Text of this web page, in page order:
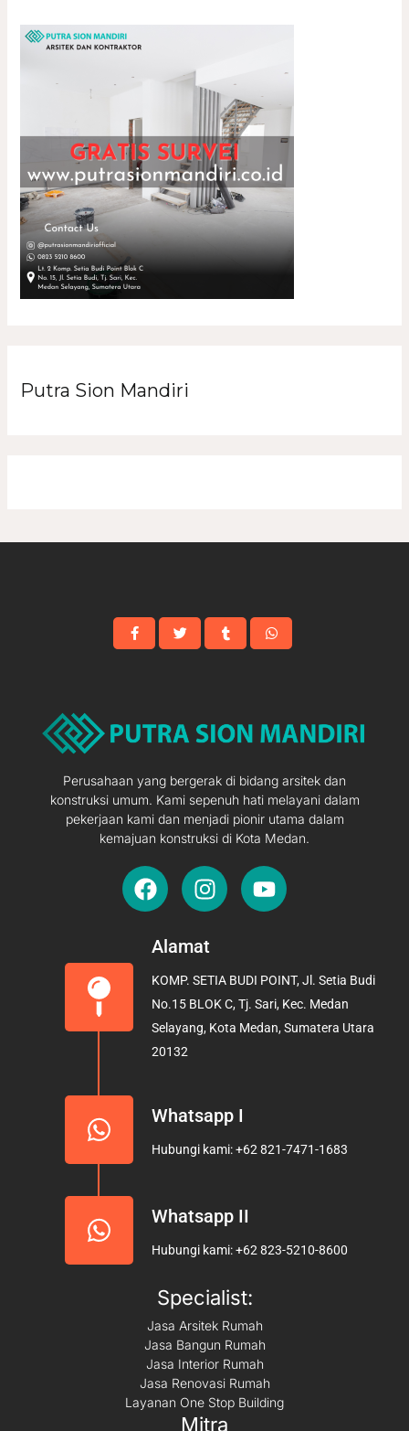
Putra Sion Mandiri
Perusahaan yang bergerak di bidang arsitek dan
konstruksi umum. Kami sepenuh hati melayani dalam
pekerjaan kami dan menjadi pionir utama dalam
kemajuan konstruksi di Kota Medan.
F
a
e
o
o
k
I
n
t
g
r
a
Y
o
b
e
Alamat
KOMP. SETIA BUDI POINT, Jl. Setia Budi
No.15 BLOK C, Tj. Sari, Kec. Medan
Selayang, Kota Medan, Sumatera Utara
20132
Whatsapp I
Hubungi kami: +62 821-7471-1683
Whatsapp II
Hubungi kami: +62 823-5210-8600
Specialist:
Jasa Arsitek Rumah
Jasa Bangun Rumah
Jasa Interior Rumah
Jasa Renovasi Rumah
Layanan One Stop Building
Mitra